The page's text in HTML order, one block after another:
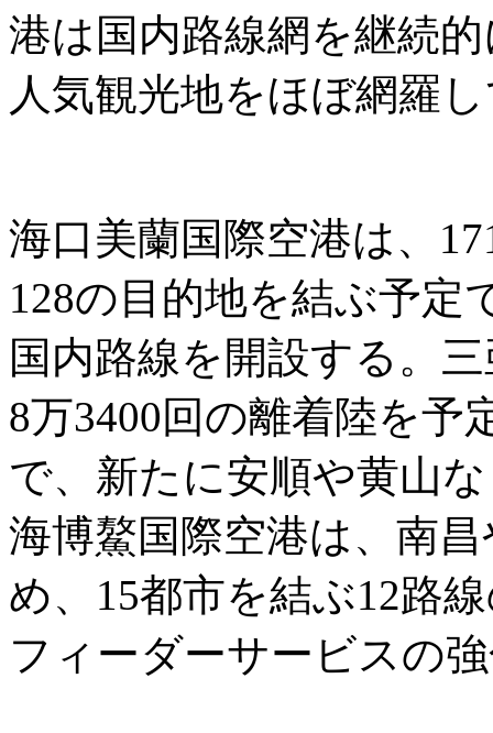
港は国内路線網を継続
人気観光地をほぼ網羅
海口美蘭国際空港は、
128の目的地を結ぶ予定
国内路線を開設する。
8万3400回の離着陸を予
で、新たに安順や黄山
海博鰲国際空港は、南
め、15都市を結ぶ12路
フィーダーサービスの